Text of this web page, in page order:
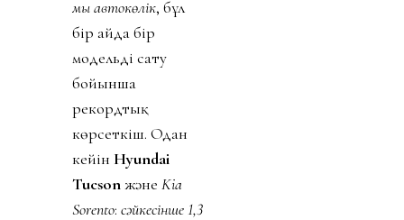
мың автокөлік, бұл
бір айда бір
модельді сату
бойынша
рекордтық
көрсеткіш. Одан
кейін Hyundai
Tucsonжәне Kia
Sorento: сәйкесінше 1,3